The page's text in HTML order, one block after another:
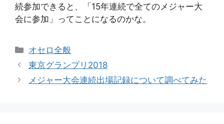
続参加できると、「15年連続で全てのメジャー大
会に参加」ってことになるのかな。
カ
テ
リ
オセロ全般
東京グランプリ2018
メジャー大会連続出場記録について調べてみた